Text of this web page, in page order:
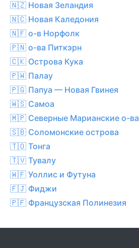
🇳🇿 Новая Зеландия
🇳🇨 Новая Каледония
🇳🇫 о-в Норфолк
🇵🇳 о-ва Питкэрн
🇨🇰 Острова Кука
🇵🇼 Палау
🇵🇬 Папуа — Новая Гвинея
🇼🇸 Самоа
🇲🇵 Северные Марианские о-ва
🇸🇧 Соломонские острова
🇹🇴 Тонга
🇹🇻 Тувалу
🇼🇫 Уоллис и Футуна
🇫🇯 Фиджи
🇵🇫 Французская Полинезия